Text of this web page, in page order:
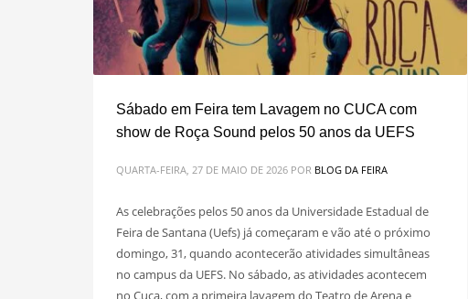
Sábado em Feira tem Lavagem no CUCA com
show de Roça Sound pelos 50 anos da UEFS
QUARTA-FEIRA, 27 DE MAIO DE 2026 POR BLOG DA FEIRA
As celebrações pelos 50 anos da Universidade Estadual de
Feira de Santana (Uefs) já começaram e vão até o próximo
domingo, 31, quando acontecerão atividades simultâneas
no campus da UEFS. No sábado, as atividades acontecem
no Cuca, com a primeira lavagem do Teatro de Arena e